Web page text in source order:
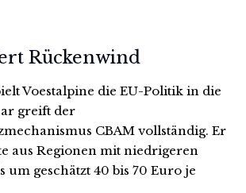
Rückenwind
Voestalpine die EU-Politik in die
greift der
CBAM vollständig. Er
aus Regionen mit niedrigeren
um geschätzt 40 bis 70 Euro je